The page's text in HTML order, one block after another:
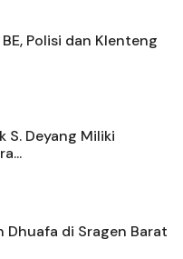
Polisi dan Klenteng
S. Deyang Miliki
Dhuafa di Sragen Barat